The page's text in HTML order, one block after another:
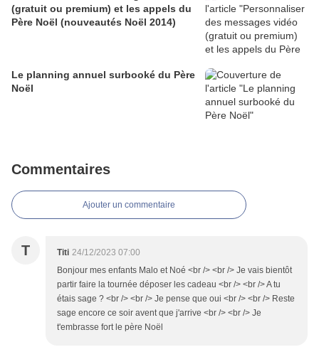
(gratuit ou premium) et les appels du
Père Noël (nouveautés Noël 2014)
Le planning annuel surbooké du Père
Noël
Commentaires
Ajouter un commentaire
T Titi 24/12/2023 07:00
Bonjour mes enfants Malo et Noé <br /> <br /> Je vais bientôt
partir faire la tournée déposer les cadeau <br /> <br /> A tu
étais sage ? <br /> <br /> Je pense que oui <br /> <br /> Reste
sage encore ce soir avent que j'arrive <br /> <br /> Je
t'embrasse fort le père Noël